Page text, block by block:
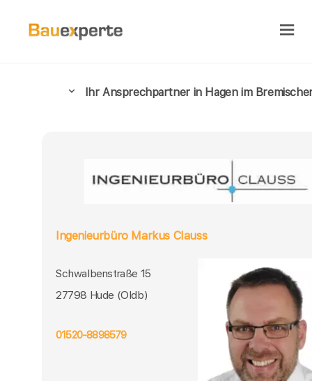
Ihr Ansprechpartner in Hagen im
Ingenieurbüro Markus Clauss
Schwalbenstraße 15
27798 Hude (Oldb)
01520-8898579